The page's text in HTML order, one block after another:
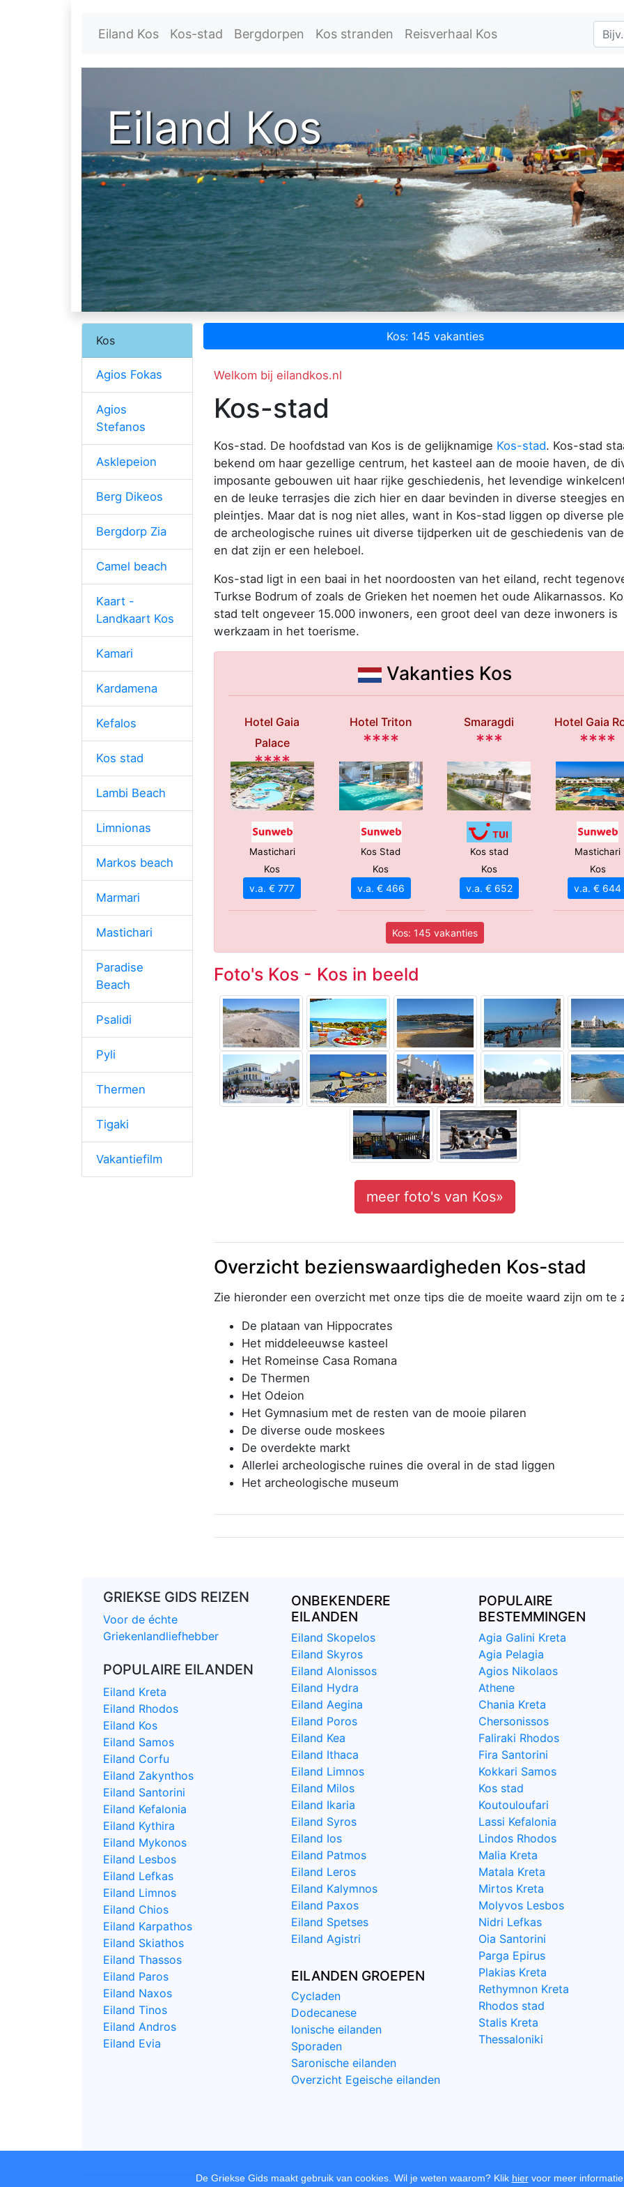
De Griekse Gids maakt gebruik van cookies. Wil je weten waarom? Klik hiervoor meer
Eiland Kos Kos-stad Bergdorpen Kos stranden Reisverhaal Kos
Eiland Kos
Kos: 145 vakanties
Welkom bij eilandkos.nl
Kos-stad
Kos-stad. De hoofdstad van Kos is de gelijknamige Kos-stad. Kos-stad
bekend om haar gezellige centrum, het kasteel aan de mooie haven, de
imposante gebouwen uit haar rijke geschiedenis, het levendige
en de leuke terrasjes die zich hier en daar bevinden in diverse steegjes
pleintjes. Maar dat is nog niet alles, want in Kos-stad liggen op diverse
de archeologische ruines uit diverse tijdperken uit de geschiedenis van
en dat zijn er een heleboel.
Kos-stad ligt in een baai in het noordoosten van het eiland, recht
Turkse Bodrum of zoals de Grieken het noemen het oude Alikarnassos.
stad telt ongeveer 15.000 inwoners, een groot deel van deze inwoners is
werkzaam in het toerisme.
Vakanties Kos
Hotel Gaia
Palace
****
Mastichari
Kos
v.a. € 777
Hotel Triton
****
Kos Stad
Kos
v.a. € 466
Smaragdi
***
Kos stad
Kos
v.a. € 652
Hotel Gaia
****
Mastichari
Kos
v.a. € 644
Kos: 145 vakanties
Foto's Kos - Kos in beeld
meer foto's van Kos»
Overzicht bezienswaardigheden Kos-stad
Zie hieronder een overzicht met onze tips die de moeite waard zijn om te
De plataan van Hippocrates
Het middeleeuwse kasteel
Het Romeinse Casa Romana
De Thermen
Het Odeion
Het Gymnasium met de resten van de mooie pilaren
De diverse oude moskees
De overdekte markt
Allerlei archeologische ruines die overal in de stad liggen
Het archeologische museum
Kos
Agios Fokas
Agios
Stefanos
Asklepeion
Berg Dikeos
Bergdorp Zia
Camel beach
Kaart -
Landkaart Kos
Kamari
Kardamena
Kefalos
Kos stad
Lambi Beach
Limnionas
Markos beach
Marmari
Mastichari
Paradise
Beach
Psalidi
Pyli
Thermen
Tigaki
Vakantiefilm
GRIEKSE GIDS REIZEN
Voor de échte
Griekenlandliefhebber
POPULAIRE EILANDEN
Eiland Kreta
Eiland Rhodos
Eiland Kos
Eiland Samos
Eiland Corfu
Eiland Zakynthos
Eiland Santorini
Eiland Kefalonia
Eiland Kythira
Eiland Mykonos
Eiland Lesbos
Eiland Lefkas
Eiland Limnos
Eiland Chios
Eiland Karpathos
Eiland Skiathos
Eiland Thassos
Eiland Paros
Eiland Naxos
Eiland Tinos
Eiland Andros
Eiland Evia
ONBEKENDERE
EILANDEN
Eiland Skopelos
Eiland Skyros
Eiland Alonissos
Eiland Hydra
Eiland Aegina
Eiland Poros
Eiland Kea
Eiland Ithaca
Eiland Limnos
Eiland Milos
Eiland Ikaria
Eiland Syros
Eiland Ios
Eiland Patmos
Eiland Leros
Eiland Kalymnos
Eiland Paxos
Eiland Spetses
Eiland Agistri
EILANDEN GROEPEN
Cycladen
Dodecanese
Ionische eilanden
Sporaden
Saronische eilanden
Overzicht Egeische eilanden
POPULAIRE
BESTEMMINGEN
Agia Galini Kreta
Agia Pelagia
Agios Nikolaos
Athene
Chania Kreta
Chersonissos
Faliraki Rhodos
Fira Santorini
Kokkari Samos
Kos stad
Koutouloufari
Lassi Kefalonia
Lindos Rhodos
Malia Kreta
Matala Kreta
Mirtos Kreta
Molyvos Lesbos
Nidri Lefkas
Oia Santorini
Parga Epirus
Plakias Kreta
Rethymnon Kreta
Rhodos stad
Stalis Kreta
Thessaloniki